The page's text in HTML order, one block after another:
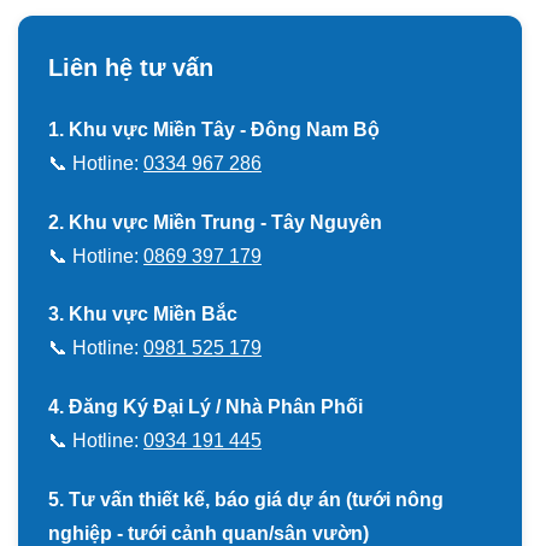
Liên hệ tư vấn
1. Khu vực Miền Tây - Đông Nam Bộ
📞 Hotline: 0334 967 286
2. Khu vực Miền Trung - Tây Nguyên
📞 Hotline: 0869 397 179
3. Khu vực Miền Bắc
📞 Hotline: 0981 525 179
4. Đăng Ký Đại Lý / Nhà Phân Phối
📞 Hotline: 0934 191 445
5. Tư vấn thiết kế, báo giá dự án (tưới nông
nghiệp - tưới cảnh quan/sân vườn)